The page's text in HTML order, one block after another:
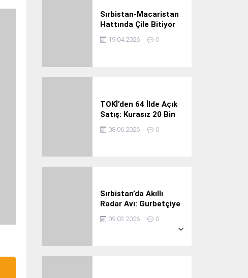
39° /21°
Pazar
açık
38° / 19°
Sırbistan-Macaristan
Hattında Çile Bitiyor
19.04.2026 0
TOKİ’den 64 İlde Açık
Satış: Kurasız 20 Bin
Konut Fırsatı
08.06.2026 0
Sırbistan’da Akıllı
Radar Avı: Gurbetçiye
Ağır Ceza
09.03.2026 0